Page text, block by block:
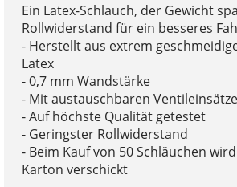
Ein Latex-Schlauch, der Gewicht
Rollwiderstand für ein besseres
- Herstellt aus extrem
Latex
- 0,7 mm Wandstärke
- Mit austauschbaren
- Auf höchste Qualität getestet
- Geringster Rollwiderstand
- Beim Kauf von 50 Schläuchen
Karton verschickt